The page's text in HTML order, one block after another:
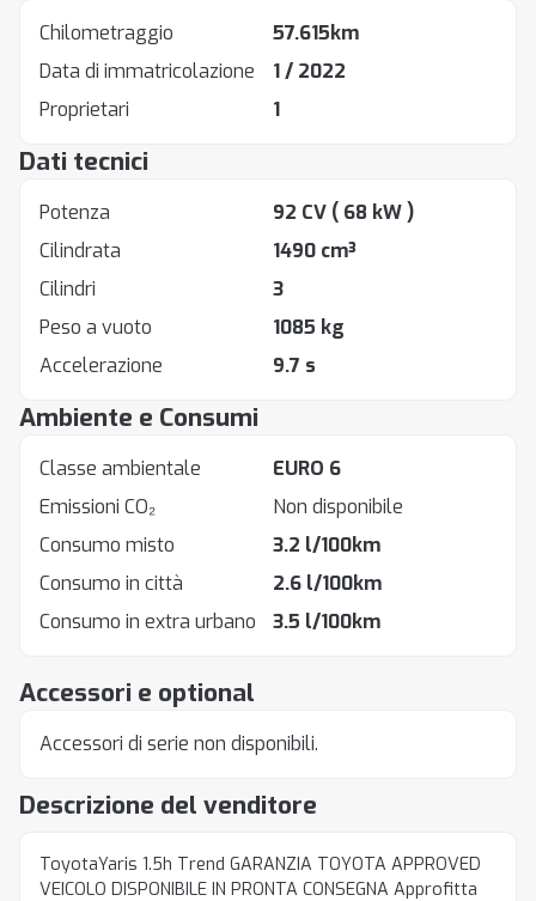
Descrizione del venditore
ToyotaYaris 1.5h Trend GARANZIA TOYOTA APPROVED
VEICOLO DISPONIBILE IN PRONTA CONSEGNA Approfitta
Accessori e optional
Accessori di serie non disponibili.
Chilometraggio
57.615km
Data di immatricolazione
1 / 2022
Proprietari
1
Dati tecnici
Potenza 92 CV ( 68 kW )
Cilindrata
1490 cm³
Cilindri
3
Peso a vuoto
1085 kg
Accelerazione
9.7 s
Ambiente e Consumi
Classe ambientale
EURO 6
Emissioni CO₂
Non disponibile
Consumo misto
3.2 l/100km
Consumo in città
2.6 l/100km
Consumo in extra urbano
3.5 l/100km